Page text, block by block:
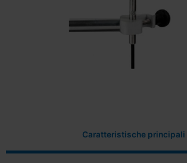
Caratteristische principali